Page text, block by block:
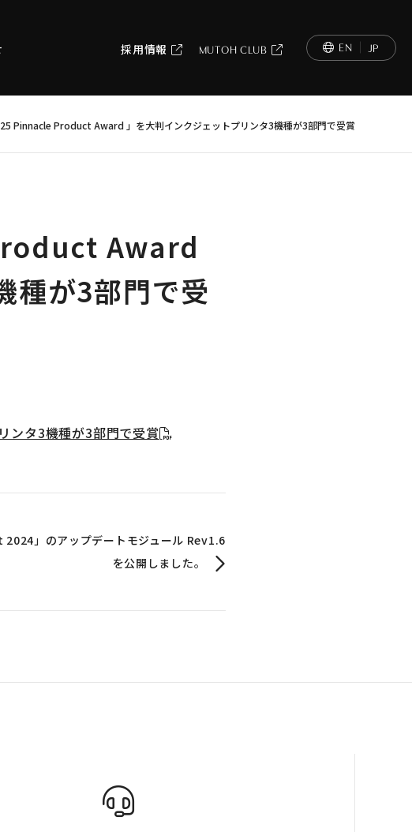
採用情報 MUTOH CLUB EN JP
Pinnacle Product Award 」を大判インクジェットプリンタ3機種が3部門で受賞
Award
種が3部門で受
タ3機種が3部門で受賞
2024」のアップデートモジュール Rev1.6
を公開しました。